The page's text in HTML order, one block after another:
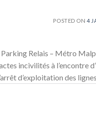
POSTED ON4
Relais – Métro
incivilités à l’encontre
d’exploitation des